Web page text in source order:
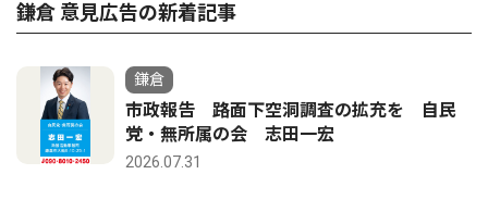
鎌倉 意見広告の新着記事
鎌倉
市政報告 路面下空洞調査の拡充を 自民
党・無所属の会 志田一宏
2026.07.31